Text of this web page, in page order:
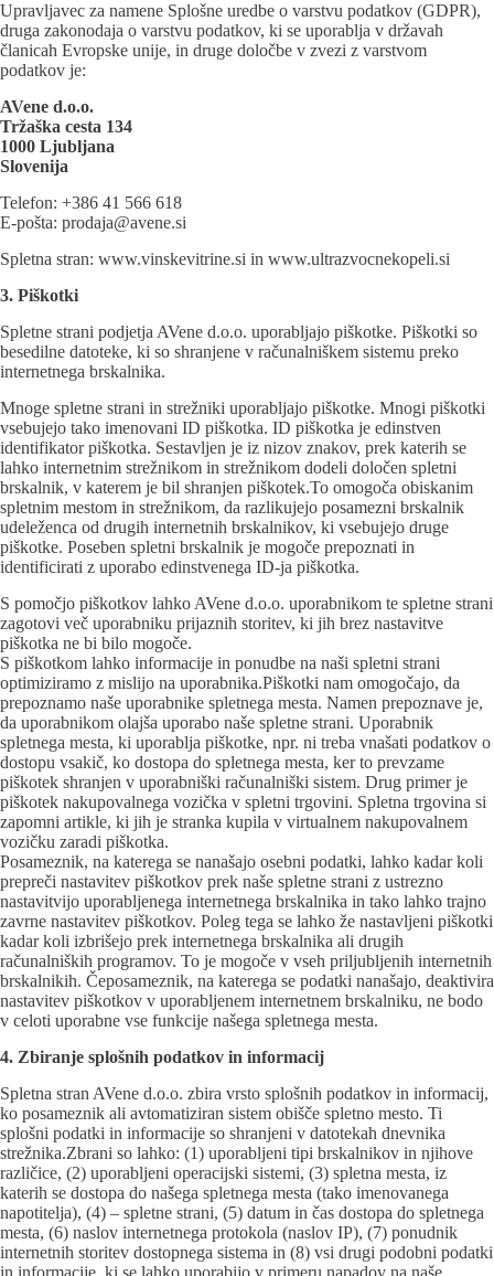
Upravljavec za namene Splošne uredbe o varstvu podatkov (GDPR),
druga zakonodaja o varstvu podatkov, ki se uporablja v državah
članicah Evropske unije, in druge določbe v zvezi z varstvom
podatkov je:
AVene d.o.o.
Tržaška cesta 134
1000 Ljubljana
Slovenija
Telefon: +386 41 566 618
E-pošta: prodaja@avene.si
Spletna stran: www.vinskevitrine.si in www.ultrazvocnekopeli.si
3. Piškotki
Spletne strani podjetja AVene d.o.o. uporabljajo piškotke. Piškotki so
besedilne datoteke, ki so shranjene v računalniškem sistemu preko
internetnega brskalnika.
Mnoge spletne strani in strežniki uporabljajo piškotke. Mnogi piškotki
vsebujejo tako imenovani ID piškotka. ID piškotka je edinstven
identifikator piškotka. Sestavljen je iz nizov znakov, prek katerih se
lahko internetnim strežnikom in strežnikom dodeli določen spletni
brskalnik, v katerem je bil shranjen piškotek.To omogoča obiskanim
spletnim mestom in strežnikom, da razlikujejo posamezni brskalnik
udeleženca od drugih internetnih brskalnikov, ki vsebujejo druge
piškotke. Poseben spletni brskalnik je mogoče prepoznati in
identificirati z uporabo edinstvenega ID-ja piškotka.
S pomočjo piškotkov lahko AVene d.o.o. uporabnikom te spletne strani
zagotovi več uporabniku prijaznih storitev, ki jih brez nastavitve
piškotka ne bi bilo mogoče.
S piškotkom lahko informacije in ponudbe na naši spletni strani
optimiziramo z mislijo na uporabnika.Piškotki nam omogočajo, da
prepoznamo naše uporabnike spletnega mesta. Namen prepoznave je,
da uporabnikom olajša uporabo naše spletne strani. Uporabnik
spletnega mesta, ki uporablja piškotke, npr. ni treba vnašati podatkov o
dostopu vsakič, ko dostopa do spletnega mesta, ker to prevzame
piškotek shranjen v uporabniški računalniški sistem. Drug primer je
piškotek nakupovalnega vozička v spletni trgovini. Spletna trgovina si
zapomni artikle, ki jih je stranka kupila v virtualnem nakupovalnem
vozičku zaradi piškotka.
Posameznik, na katerega se nanašajo osebni podatki, lahko kadar koli
prepreči nastavitev piškotkov prek naše spletne strani z ustrezno
nastavitvijo uporabljenega internetnega brskalnika in tako lahko trajno
zavrne nastavitev piškotkov. Poleg tega se lahko že nastavljeni piškotki
kadar koli izbrišejo prek internetnega brskalnika ali drugih
računalniških programov. To je mogoče v vseh priljubljenih internetnih
brskalnikih. Čeposameznik, na katerega se podatki nanašajo, deaktivira
nastavitev piškotkov v uporabljenem internetnem brskalniku, ne bodo
v celoti uporabne vse funkcije našega spletnega mesta.
4. Zbiranje splošnih podatkov in informacij
Spletna stran AVene d.o.o. zbira vrsto splošnih podatkov in informacij,
ko posameznik ali avtomatiziran sistem obišče spletno mesto. Ti
splošni podatki in informacije so shranjeni v datotekah dnevnika
strežnika.Zbrani so lahko: (1) uporabljeni tipi brskalnikov in njihove
različice, (2) uporabljeni operacijski sistemi, (3) spletna mesta, iz
katerih se dostopa do našega spletnega mesta (tako imenovanega
napotitelja), (4) – spletne strani, (5) datum in čas dostopa do spletnega
mesta, (6) naslov internetnega protokola (naslov IP), (7) ponudnik
internetnih storitev dostopnega sistema in (8) vsi drugi podobni podatki